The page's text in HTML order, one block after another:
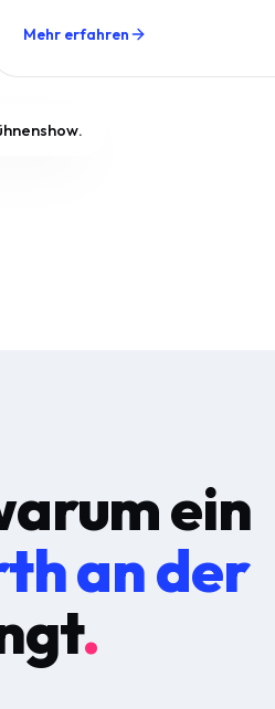
Mehr erfahren
ein
an der
.